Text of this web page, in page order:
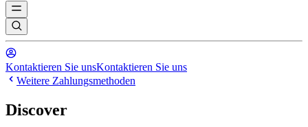
Kontaktieren Sie unsKontaktieren Sie uns
Weitere Zahlungsmethoden
Discover